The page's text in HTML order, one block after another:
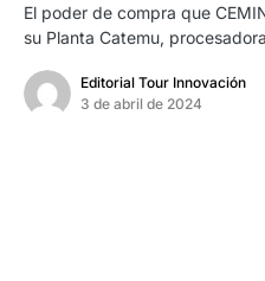
El poder de compra que
su Planta Catemu,
Editorial Tour Innovación
3 de abril de 2024